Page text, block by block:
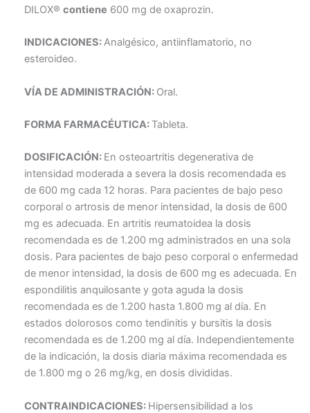
DILOX® contiene 600 mg de oxaprozin.
INDICACIONES:Analgésico, antiinflamatorio, no
esteroideo.
VÍA DE ADMINISTRACIÓN: Oral.
FORMA FARMACÉUTICA: Tableta.
DOSIFICACIÓN: En osteoartritis degenerativa de
intensidad moderada a severa la dosis recomendada es
de 600 mg cada 12 horas. Para pacientes de bajo peso
corporal o artrosis de menor intensidad, la dosis de 600
mg es adecuada. En artritis reumatoidea la dosis
recomendada es de 1.200 mg administrados en una sola
dosis. Para pacientes de bajo peso corporal o enfermedad
de menor intensidad, la dosis de 600 mg es adecuada. En
espondilitis anquilosante y gota aguda la dosis
recomendada es de 1.200 hasta 1.800 mg al día. En
estados dolorosos como tendinitis y bursitis la dosis
recomendada es de 1.200 mg al día. Independientemente
de la indicación, la dosis diaria máxima recomendada es
de 1.800 mg o 26 mg/kg, en dosis divididas.
CONTRAINDICACIONES: Hipersensibilidad a los